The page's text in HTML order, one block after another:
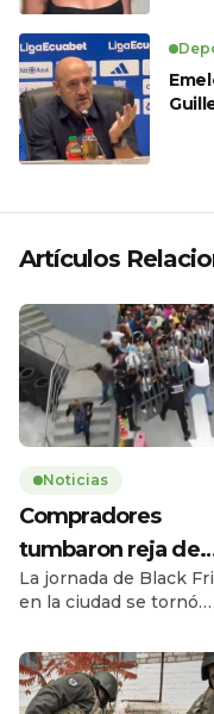
Artículos
Noticias
Compradores
tumbaron reja de
supermercado
La jornada de Black
en la ciudad se tornó
jueves 27 de
cuando una multitud
personas tumbó la